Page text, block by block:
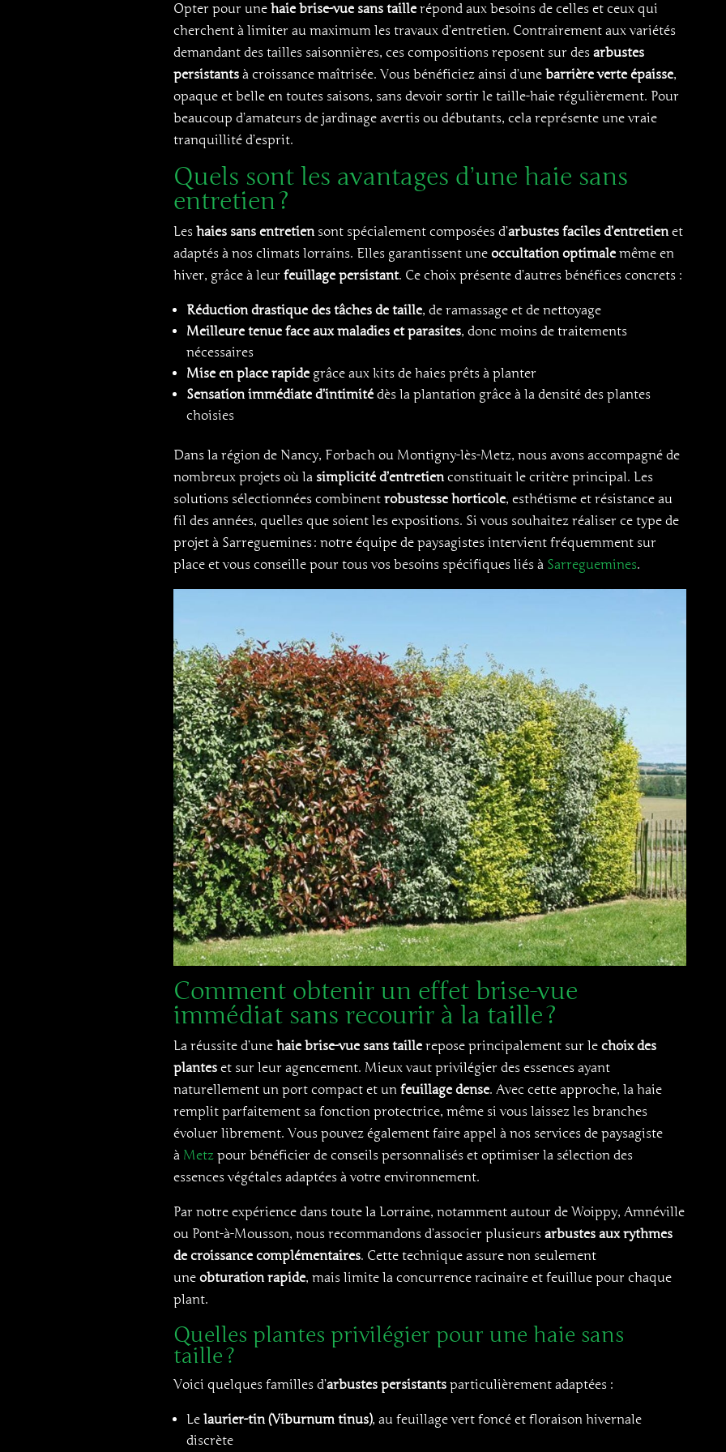
Opter pour une haie brise-vue sans taille répond aux besoins de celles et ceux qui
cherchent à limiter au maximum les travaux d’entretien. Contrairement aux variétés
demandant des tailles saisonnières, ces compositions reposent sur des arbustes
persistants à croissance maîtrisée. Vous bénéficiez ainsi d’une barrière verte épaisse,
opaque et belle en toutes saisons, sans devoir sortir le taille-haie régulièrement. Pour
beaucoup d’amateurs de jardinage avertis ou débutants, cela représente une vraie
tranquillité d’esprit.
Quels sont les avantages d’une haie sans
entretien ?
Les haies sans entretien sont spécialement composées d’arbustes faciles d’entretien et
adaptés à nos climats lorrains. Elles garantissent une occultation optimale même en
hiver, grâce à leur feuillage persistant. Ce choix présente d’autres bénéfices concrets :
Réduction drastique des tâches de taille, de ramassage et de nettoyage
Meilleure tenue face aux maladies et parasites, donc moins de traitements
nécessaires
Mise en place rapide grâce aux kits de haies prêts à planter
Sensation immédiate d’intimité dès la plantation grâce à la densité des plantes
choisies
Dans la région de Nancy, Forbach ou Montigny-lès-Metz, nous avons accompagné de
nombreux projets où la simplicité d’entretien constituait le critère principal. Les
solutions sélectionnées combinent robustesse horticole, esthétisme et résistance au
fil des années, quelles que soient les expositions. Si vous souhaitez réaliser ce type de
projet à Sarreguemines : notre équipe de paysagistes intervient fréquemment sur
place et vous conseille pour tous vos besoins spécifiques liés à Sarreguemines.
Comment obtenir un effet brise-vue
immédiat sans recourir à la taille ?
La réussite d’une haie brise-vue sans taille repose principalement sur le choix des
plantes et sur leur agencement. Mieux vaut privilégier des essences ayant
naturellement un port compact et un feuillage dense. Avec cette approche, la haie
remplit parfaitement sa fonction protectrice, même si vous laissez les branches
évoluer librement. Vous pouvez également faire appel à nos services de paysagiste
à Metz pour bénéficier de conseils personnalisés et optimiser la sélection des
essences végétales adaptées à votre environnement.
Par notre expérience dans toute la Lorraine, notamment autour de Woippy, Amnéville
ou Pont-à-Mousson, nous recommandons d’associer plusieurs arbustes aux rythmes
de croissance complémentaires. Cette technique assure non seulement
une obturation rapide, mais limite la concurrence racinaire et feuillue pour chaque
plant.
Quelles plantes privilégier pour une haie sans
taille ?
Voici quelques familles d’arbustes persistants particulièrement adaptées :
Le laurier-tin (Viburnum tinus), au feuillage vert foncé et floraison hivernale
discrète